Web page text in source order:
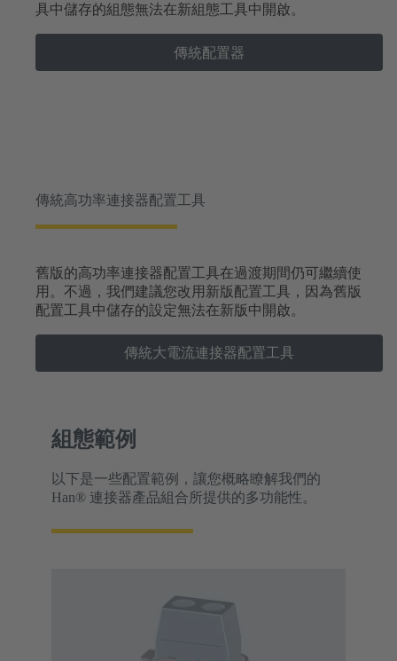
具中儲存的組態無法在新組態工具中開啟。
傳統配置器
傳統高功率連接器配置工具
舊版的高功率連接器配置工具在過渡期間仍可繼續使
用。不過，我們建議您改用新版配置工具，因為舊版
配置工具中儲存的設定無法在新版中開啟。
傳統大電流連接器配置工具
組態範例
以下是一些配置範例，讓您概略瞭解我們的
Han® 連接器產品組合所提供的多功能性。